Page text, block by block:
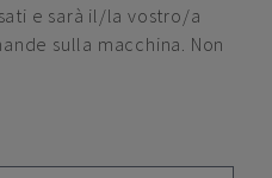
e sarà il/la vostro/a
sulla macchina. Non